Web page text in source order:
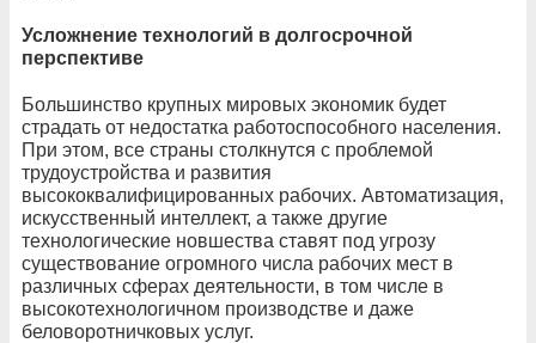
Усложнение технологий в долгосрочной
перспективе
Большинство крупных мировых экономик будет
страдать от недостатка работоспособного населения.
При этом, все страны столкнутся с проблемой
трудоустройства и развития
высококвалифицированных рабочих. Автоматизация,
искусственный интеллект, а также другие
технологические новшества ставят под угрозу
существование огромного числа рабочих мест в
различных сферах деятельности, в том числе в
высокотехнологичном производстве и даже
беловоротничковых услуг.